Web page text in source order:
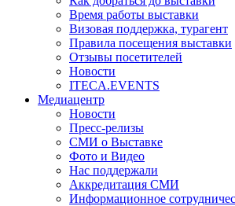
Время работы выставки
Визовая поддержка, турагент
Правила посещения выставки
Отзывы посетителей
Новости
ITECA.EVENTS
Медиацентр
Новости
Пресс-релизы
СМИ о Выставке
Фото и Видео
Нас поддержали
Аккредитация СМИ
Информационное